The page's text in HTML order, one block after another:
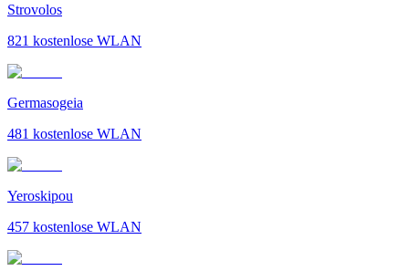
Strovolos
821 kostenlose WLAN
Germasogeia
481 kostenlose WLAN
Yeroskipou
457 kostenlose WLAN